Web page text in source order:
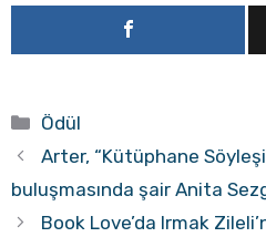
Kategoriler
Ödül
Arter, “Kütüphane
buluşmasında şair Anita
Book Love’da Irmak